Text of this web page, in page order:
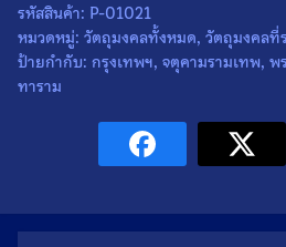
รหัสสินค้า: P-01021
หมวดหมู่: วัตถุมงคลทั้งหมด, วัตถุมงคลที่
ป้ายกำกับ: กรุงเทพฯ, จตุคามรามเทพ, พ
ทาราม